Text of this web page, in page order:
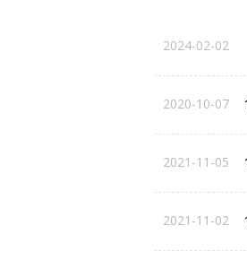
2024-02-02
2020-10-07
2021-11-05
2021-11-02